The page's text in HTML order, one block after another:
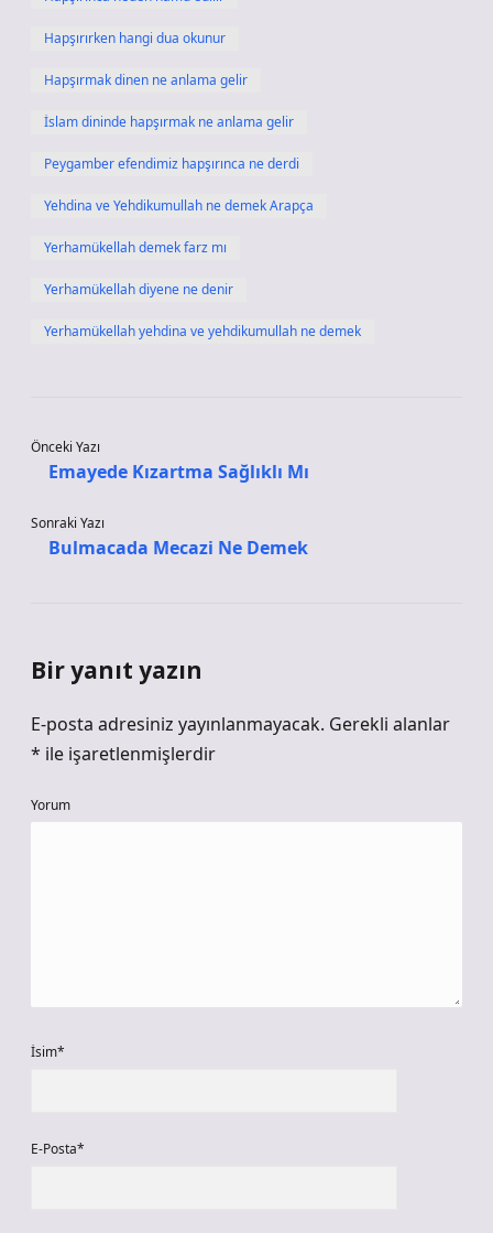
Hapşırırken hangi dua okunur
Hapşırmak dinen ne anlama gelir
İslam dininde hapşırmak ne anlama gelir
Peygamber efendimiz hapşırınca ne derdi
Yehdina ve Yehdikumullah ne demek Arapça
Yerhamükellah demek farz mı
Yerhamükellah diyene ne denir
Yerhamükellah yehdina ve yehdikumullah ne demek
Önceki Yazı
Emayede Kızartma Sağlıklı Mı
Sonraki Yazı
Bulmacada Mecazi Ne Demek
Bir yanıt yazın
E-posta adresiniz yayınlanmayacak. Gerekli alanlar
* ile işaretlenmişlerdir
Yorum
İsim*
E-Posta*